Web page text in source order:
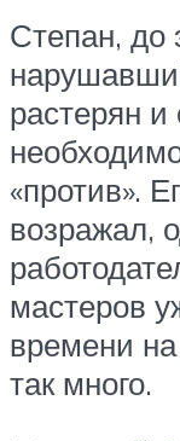
Степан, до
растерян
«против».
возражал,
мастеров
времени
так много.